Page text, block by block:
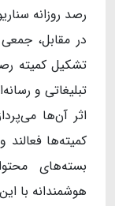
رصد روزانه
در مقابل،
تشکیل کمیته
تبلیغاتی و
کمیته‌ها
بسته‌های
هوشمندانه با